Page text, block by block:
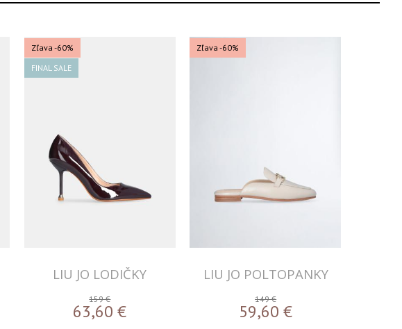
Zľava -60%
FINAL SALE
LIU JO LODIČKY
159 €
63,60 €
Zľava -60%
LIU JO POLTOPANKY
149 €
59,60 €